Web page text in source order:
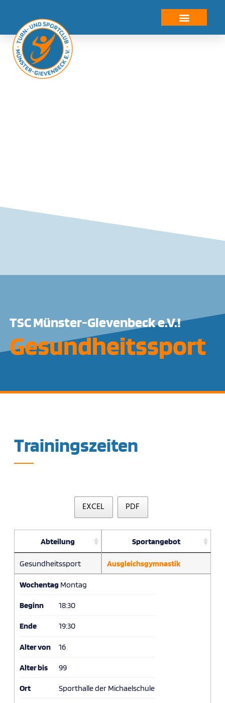
TSC Münster-Gievenbeck e.V.!
Gesundheitssport
Trainingszeiten
EXCEL PDF
Abteilung Sportangebot
Gesundheitssport Ausgleichsgymnastik
Wochentag Montag
Beginn 18:30
Ende 19:30
Alter von 16
Alter bis 99
Ort Sporthalle der Michaelschule